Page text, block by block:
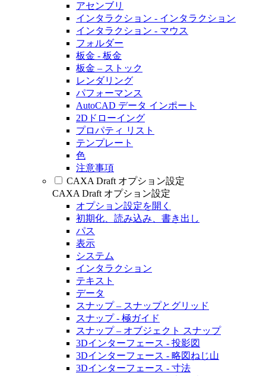
アセンブリ
インタラクション - インタラクション
インタラクション - マウス
フォルダー
板金 - 板金
板金 – ストック
レンダリング
パフォーマンス
AutoCAD データ インポート
2Dドローイング
プロパティ リスト
テンプレート
色
注意事項
CAXA Draft オプション設定
CAXA Draft オプション設定
オプション設定を開く
初期化、読み込み、書き出し
パス
表示
システム
インタラクション
テキスト
データ
スナップ – スナップとグリッド
スナップ - 極ガイド
スナップ – オブジェクト スナップ
3Dインターフェース - 投影図
3Dインターフェース - 略図ねじ山
3Dインターフェース - 寸法